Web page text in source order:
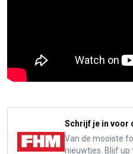
Schrijf je in voor
Van de mooiste
nieuwtjes. Blijf up